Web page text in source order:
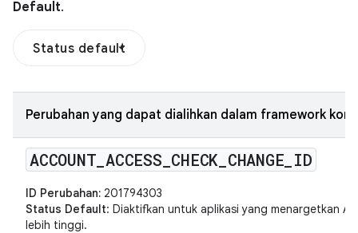
Default.
Status default
Perubahan yang dapat dialihkan dalam framework
ACCOUNT ACCESS CHECK CHANGE ID
ID Perubahan: 201794303
Status Default: Diaktifkan untuk aplikasi yang menargetkan
lebih tinggi.